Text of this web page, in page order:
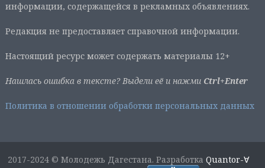
информации, содержащейся в рекламных объявлениях.
Редакция не предоставляет справочной информации.
Настоящий ресурс может содержать материалы 12+
Нашлась ошибка в тексте? Выдели её и нажми Ctrl+Enter
Политика в отношении обработки персональных данных
2017-2024 © Молодежь Дагестана. РазработкаQuantor-∀